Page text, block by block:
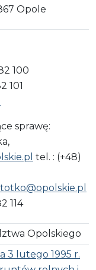
Opole
100
101
sprawę:
tel. : (+48)
114
Opolskiego
3 lutego 1995 r.